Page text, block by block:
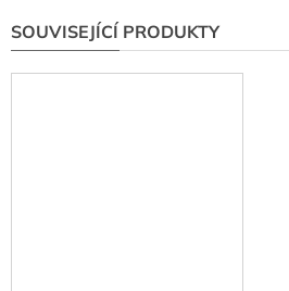
SOUVISEJÍCÍ PRODUKTY